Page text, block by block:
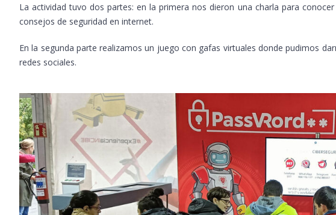
La actividad tuvo dos partes: en la primera nos dieron una charla para
consejos de seguridad en internet.
En la segunda parte realizamos un juego con gafas virtuales donde pudimos
redes sociales.